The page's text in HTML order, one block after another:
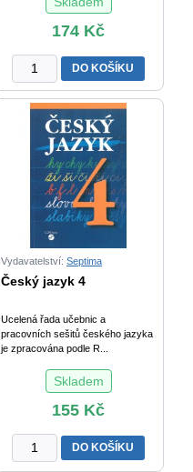
174 Kč
Číselná
řada
do
množství
DO KOŠÍKU
Vydavatelství: Septima
Český jazyk 4
Ucelená řada učebnic a
pracovních sešitů českého jazyka
je zpracována podle R...
Skladem
155 Kč
Český
jazyk
DO KOŠÍKU